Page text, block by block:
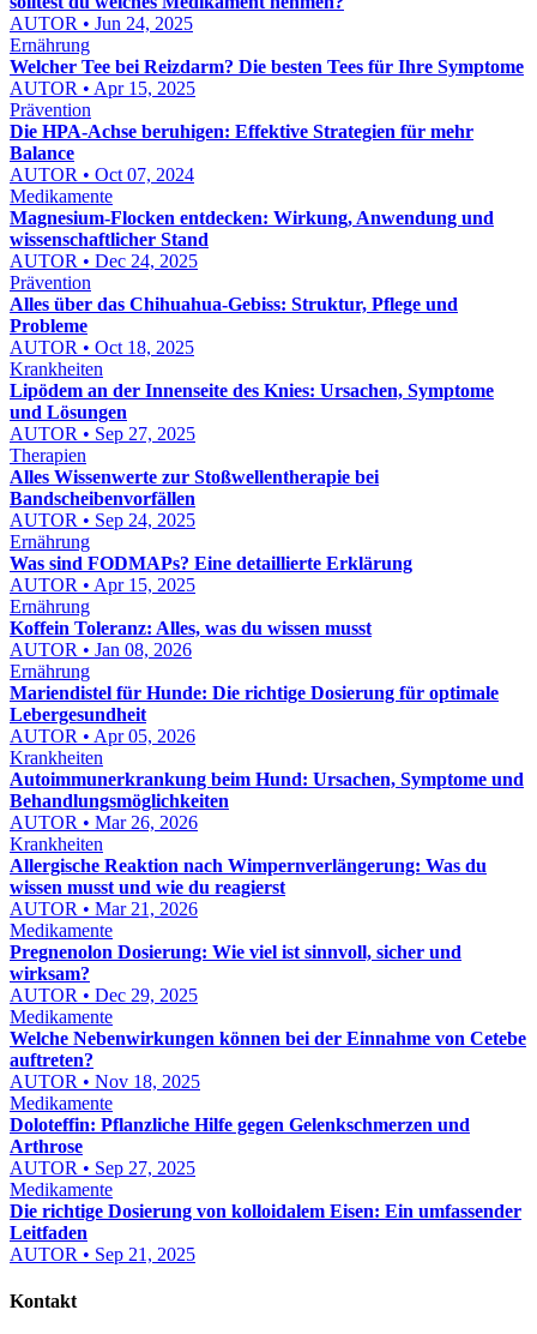
AUTOR • Jun 24, 2025
Ernährung
Welcher Tee bei Reizdarm? Die besten Tees für Ihre Symptome
AUTOR • Apr 15, 2025
Prävention
Die HPA-Achse beruhigen: Effektive Strategien für mehr
Balance
AUTOR • Oct 07, 2024
Medikamente
Magnesium-Flocken entdecken: Wirkung, Anwendung und
wissenschaftlicher Stand
AUTOR • Dec 24, 2025
Prävention
Alles über das Chihuahua-Gebiss: Struktur, Pflege und
Probleme
AUTOR • Oct 18, 2025
Krankheiten
Lipödem an der Innenseite des Knies: Ursachen, Symptome
und Lösungen
AUTOR • Sep 27, 2025
Therapien
Alles Wissenwerte zur Stoßwellentherapie bei
Bandscheibenvorfällen
AUTOR • Sep 24, 2025
Ernährung
Was sind FODMAPs? Eine detaillierte Erklärung
AUTOR • Apr 15, 2025
Ernährung
Koffein Toleranz: Alles, was du wissen musst
AUTOR • Jan 08, 2026
Ernährung
Mariendistel für Hunde: Die richtige Dosierung für optimale
Lebergesundheit
AUTOR • Apr 05, 2026
Krankheiten
Autoimmunerkrankung beim Hund: Ursachen, Symptome und
Behandlungsmöglichkeiten
AUTOR • Mar 26, 2026
Krankheiten
Allergische Reaktion nach Wimpernverlängerung: Was du
wissen musst und wie du reagierst
AUTOR • Mar 21, 2026
Medikamente
Pregnenolon Dosierung: Wie viel ist sinnvoll, sicher und
wirksam?
AUTOR • Dec 29, 2025
Medikamente
Welche Nebenwirkungen können bei der Einnahme von Cetebe
auftreten?
AUTOR • Nov 18, 2025
Medikamente
Doloteffin: Pflanzliche Hilfe gegen Gelenkschmerzen und
Arthrose
AUTOR • Sep 27, 2025
Medikamente
Die richtige Dosierung von kolloidalem Eisen: Ein umfassender
Leitfaden
AUTOR • Sep 21, 2025
Kontakt